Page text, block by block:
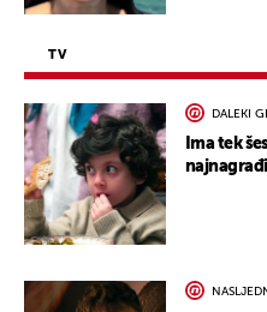
TV
DALEKI
Ima tek